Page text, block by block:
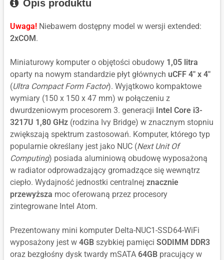
Value
MultiLanguage
LTSC
MultiLanguage
Opis produktu
Uwaga! Niebawem dostępny model w wersji extended:
2xCOM .
Miniaturowy komputer o objętości obudowy 1,05 litra
oparty na nowym standardzie płyt głównych uCFF 4" x 4"
(Ultra Compact Form Factor). Wyjątkowo kompaktowe
wymiary (150 x 150 x 47 mm) w połączeniu z
dwurdzeniowym procesorem 3. generacji Intel Core i3-
3217U 1,80 GHz (rodzina Ivy Bridge) w znacznym stopniu
zwiększają spektrum zastosowań. Komputer, którego typ
popularnie określany jest jako NUC (Next Unit Of
Computing) posiada aluminiową obudowę wyposażoną
w radiator odprowadzający gromadzące się wewnątrz
ciepło. Wydajność jednostki centralnej znacznie
przewyższa moc oferowaną przez procesory
zintegrowane Intel Atom.
Prezentowany mini komputer Delta-NUC1-SSD64-WiFi
wyposażony jest w 4GB szybkiej pamięci SODIMM DDR3
oraz bezgłośny dysk twardy mSATA 64GB pracujący w